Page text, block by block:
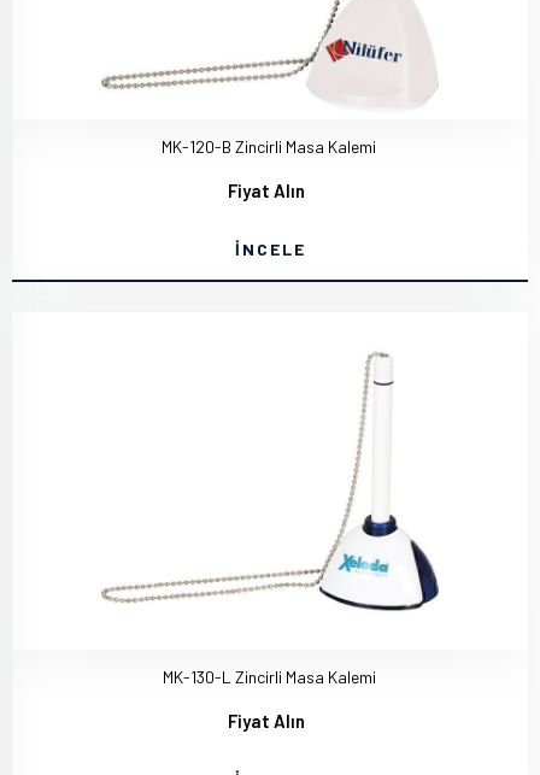
MK-120-B Zincirli Masa Kalemi
Fiyat Alın
İNCELE
MK-130-L Zincirli Masa Kalemi
Fiyat Alın